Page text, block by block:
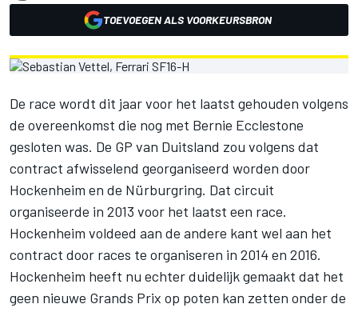
TOEVOEGEN ALS VOORKEURSBRON
De race wordt dit jaar voor het laatst gehouden volgens
de overeenkomst die nog met Bernie Ecclestone
gesloten was. De GP van Duitsland zou volgens dat
contract afwisselend georganiseerd worden door
Hockenheim en de Nürburgring. Dat circuit
organiseerde in 2013 voor het laatst een race.
Hockenheim voldeed aan de andere kant wel aan het
contract door races te organiseren in 2014 en 2016.
Hockenheim heeft nu echter duidelijk gemaakt dat het
geen nieuwe Grands Prix op poten kan zetten onder de